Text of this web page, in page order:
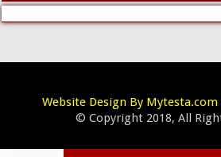
Website Design By Mytesta.com
© Copyright 2018, All